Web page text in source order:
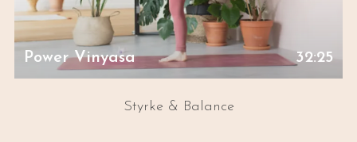
Power Vinyasa 32:25
Styrke & Balance